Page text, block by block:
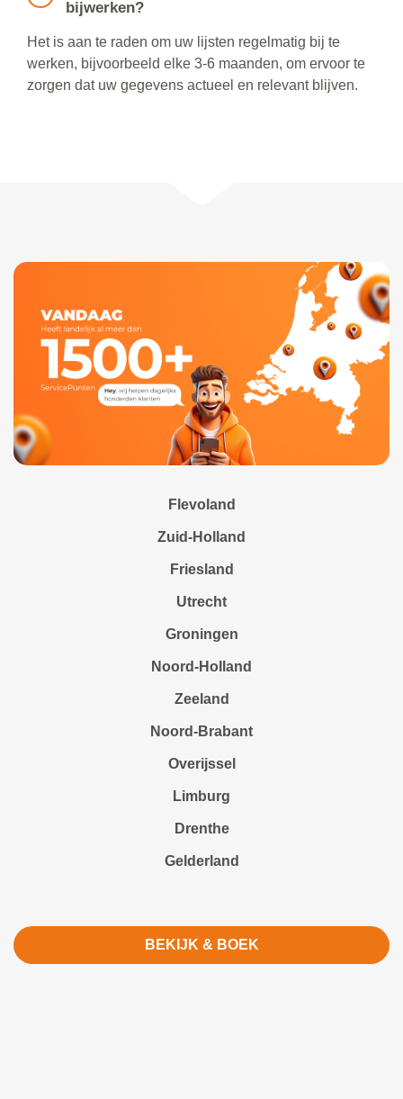
bijwerken?
Het is aan te raden om uw lijsten regelmatig bij te
werken, bijvoorbeeld elke 3-6 maanden, om ervoor te
zorgen dat uw gegevens actueel en relevant blijven.
Flevoland
Zuid-Holland
Friesland
Utrecht
Groningen
Noord-Holland
Zeeland
Noord-Brabant
Overijssel
Limburg
Drenthe
Gelderland
BEKIJK & BOEK